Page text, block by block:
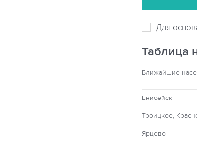
Для
Таблица
Ближайшие
Енисейск
Троицкое,
Ярцево